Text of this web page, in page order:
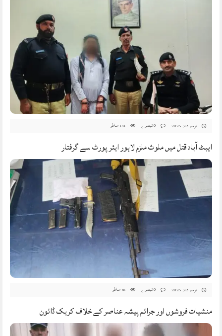
نومبر 22, 2025 141 مناظر
ایبٹ آباد قتل میں ملوث ملزم لاہور ایئر پورٹ سے گرفتار
نومبر 22, 2025 85 مناظر
منشیات فروشوں اور جرائم پیشہ عناصر کے خلاف کریک ڈائون